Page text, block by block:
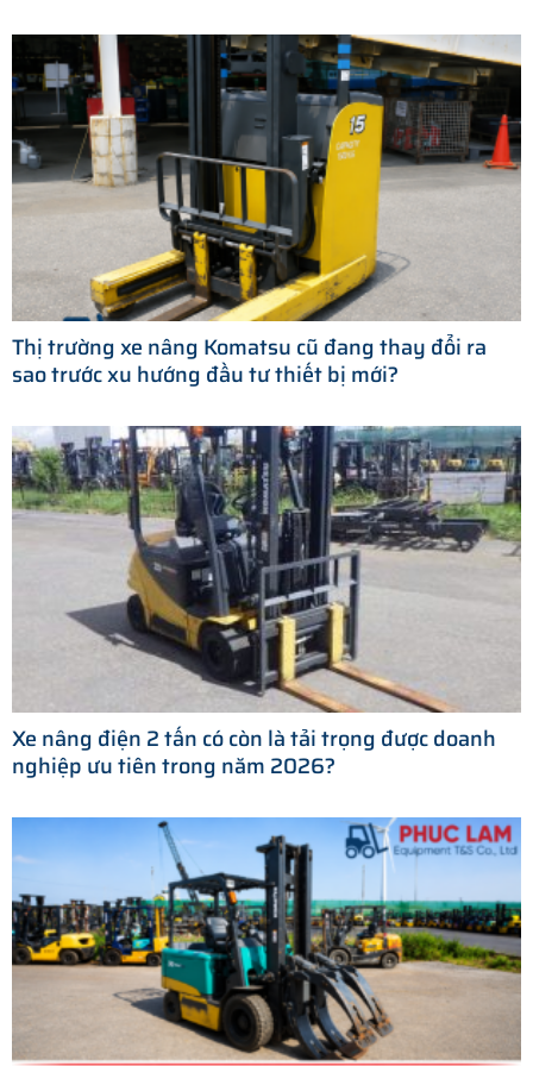
Thị trường xe nâng Komatsu cũ đang thay đổi ra
sao trước xu hướng đầu tư thiết bị mới?
Xe nâng điện 2 tấn có còn là tải trọng được doanh
nghiệp ưu tiên trong năm 2026?